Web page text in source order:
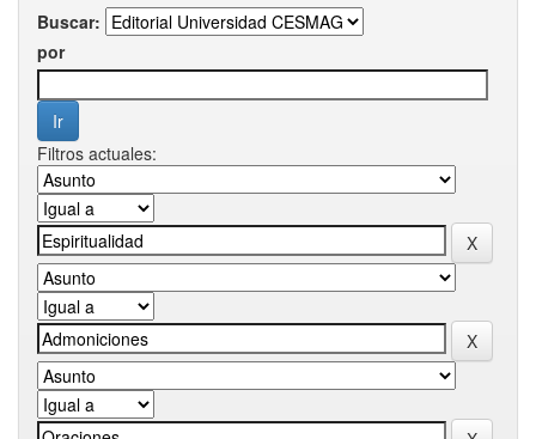
Buscar:
por
Filtros actuales: